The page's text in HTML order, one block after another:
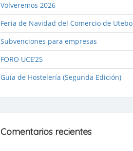
Volveremos 2026
Feria de Navidad del Comercio de Utebo
Subvenciones para empresas
FORO UCE’25
Guía de Hostelería (Segunda Edición)
Comentarios recientes